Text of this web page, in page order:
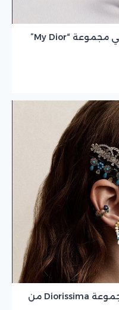
ديور تحتفي بالرومانسية الراقية في مجموعة “My Dior”
ألوان الأحجار الكريمة تتألق في مجموعة Diorissima من